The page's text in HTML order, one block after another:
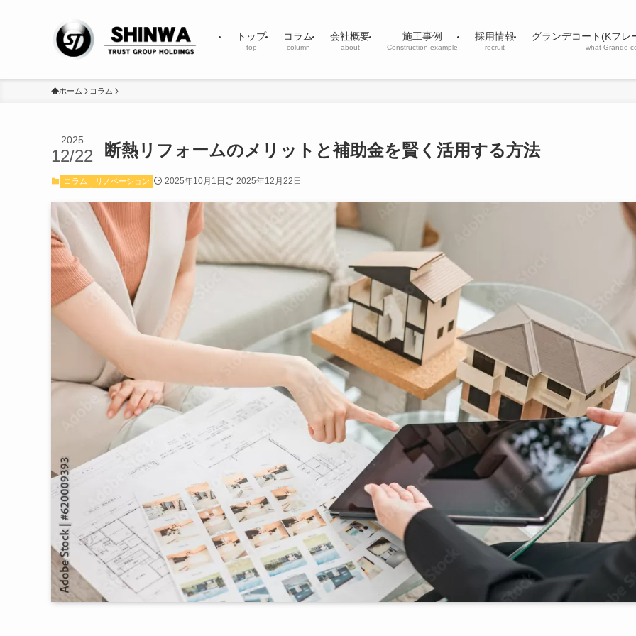
トップ
top
コラム
column
会社概要
about
施工事例
Construction example
採用情報
recruit
グランデコート(Kフレ
what Grande-
ホーム コラム
断熱リフォームのメリットと補助金を賢く活用する方法
2025
12/22
コラム リノベーション 2025年10月1日 2025年12月22日